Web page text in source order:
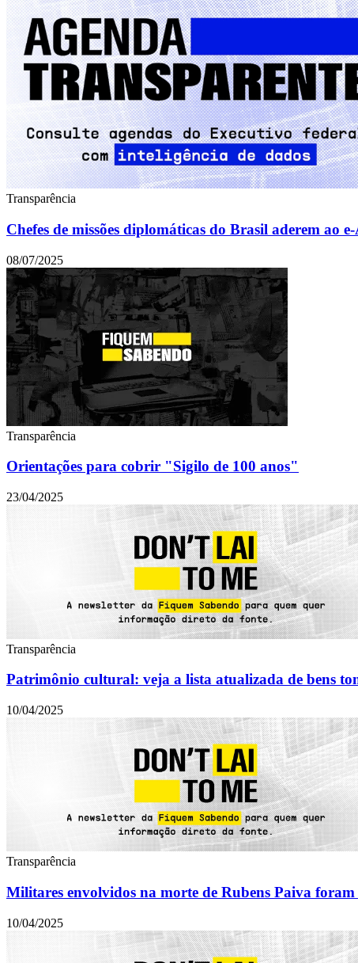
Transparência
Chefes de missões diplomáticas do Brasil aderem ao
08/07/2025
Transparência
Orientações para cobrir "Sigilo de 100 anos"
23/04/2025
Transparência
Patrimônio cultural: veja a lista atualizada de bens
10/04/2025
Transparência
Militares envolvidos na morte de Rubens Paiva
10/04/2025